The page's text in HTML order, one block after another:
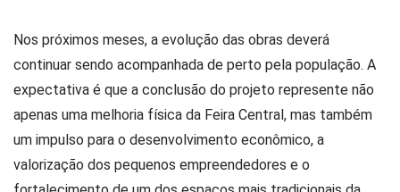
Nos próximos meses, a evolução das obras deverá
continuar sendo acompanhada de perto pela população. A
expectativa é que a conclusão do projeto represente não
apenas uma melhoria física da Feira Central, mas também
um impulso para o desenvolvimento econômico, a
valorização dos pequenos empreendedores e o